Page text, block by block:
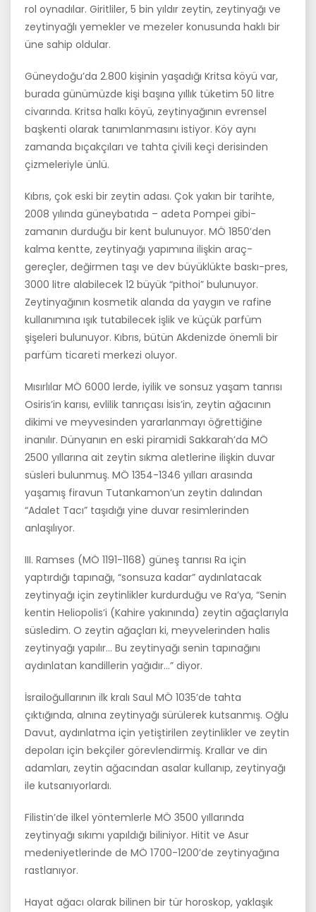
rol oynadılar. Giritliler, 5 bin yıldır zeytin, zeytinyağı ve
zeytinyağlı yemekler ve mezeler konusunda haklı bir
üne sahip oldular.
Güneydoğu’da 2.800 kişinin yaşadığı Kritsa köyü var,
burada günü­müzde kişi başına yıllık tüketim 50 litre
civarında. Kritsa halkı köyü, zeytinyağının evrensel
başkenti olarak tanımlanmasını istiyor. Köy aynı
zamanda bıçakçıları ve tahta çivili keçi derisinden
çizmeleriyle ünlü.
Kıbrıs, çok eski bir zeytin adası. Çok yakın bir tarihte,
2008 yılında gü­neybatıda – adeta Pompei gibi-
zamanın durduğu bir kent bulunuyor. MÖ 1850’den
kalma kentte, zeytinyağı yapımına ilişkin araç-
gereçler, değir­men taşı ve dev büyüklükte baskı-pres,
3000 litre alabilecek 12 büyük “pithoi” bulunuyor.
Zeytinyağının kosmetik alanda da yaygın ve rafine
kullanımına ışık tutabilecek işlik ve küçük parfüm
şişeleri bulunuyor. Kıbrıs, bütün Akdenizde önemli bir
parfüm ticareti merkezi oluyor.
Mısırlılar MÖ 6000 lerde, iyilik ve sonsuz yaşam tanrısı
Osiris’in karısı, evlilik tanrıçası İsis’in, zeytin ağacının
dikimi ve meyvesinden yararlan­mayı öğrettiğine
inanılır. Dünyanın en eski piramidi Sakkarah’da MÖ
2500 yıllarına ait zeytin sıkma aletlerine ilişkin duvar
süsleri bulunmuş. MÖ 1354-1346 yılları arasında
yaşamış firavun Tutankamon’un zeytin dalından
“Adalet Tacı” taşıdığı yine duvar resimlerinden
anlaşılıyor.
III. Ramses (MÖ 1191-1168) güneş tanrısı Ra için
yaptırdığı tapınağı, “sonsuza kadar” aydınlatacak
zeytinyağı için zeytinlikler kurdurduğu ve Ra’ya, “Senin
kentin Heliopolis’i (Kahire yakınında) zeytin ağaçlarıyla
süsledim. O zeytin ağaçları ki, meyvelerinden halis
zeytinyağı yapılır… Bu zeytinyağı senin tapınağını
aydınlatan kandillerin yağıdır…” diyor.
İsrailoğullarının ilk kralı Saul MÖ 1035’de tahta
çıktığında, alnına zey­tinyağı sürülerek kutsanmış. Oğlu
Davut, aydınlatma için yetiştirilen zeytinlikler ve zeytin
depoları için bekçiler görevlendirmiş. Krallar ve din
adamları, zeytin ağacından asalar kullanıp, zeytinyağı
ile kutsanıyor­lardı.
Filistin’de ilkel yöntemlerle MÖ 3500 yıllarında
zeytinyağı sıkımı ya­pıldığı biliniyor. Hitit ve Asur
medeniyetlerinde de MÖ 1700-1200’de zeytinyağına
rastlanıyor.
Hayat ağacı olarak bilinen bir tür horoskop, yaklaşık